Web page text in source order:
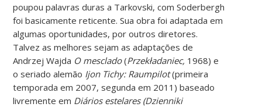
poupou palavras duras a Tarkovski, com Soderbergh
foi basicamente reticente. Sua obra foi adaptada em
algumas oportunidades, por outros diretores.
Talvez as melhores sejam as adaptações de
Andrzej Wajda O mesclado(Przekładaniec, 1968) e
o seriado alemão Ijon Tichy: Raumpilot(primeira
temporada em 2007, segunda em 2011) baseado
livremente em Diários estelares (Dzienniki